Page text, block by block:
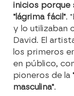
inicios porque
"lágrima fácil".
y lo utilizaban
David. El
los primeros
en público,
pioneros de la
masculina".